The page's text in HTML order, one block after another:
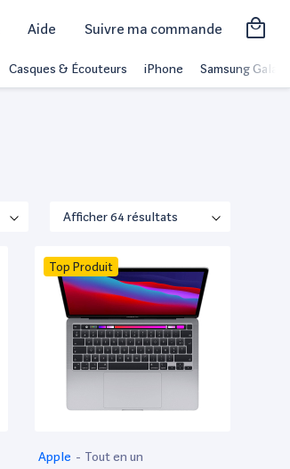
Aide Suivre ma commande
Casques & Écouteurs iPhone Samsung Galaxy
Top Produit
Apple - Tout en un